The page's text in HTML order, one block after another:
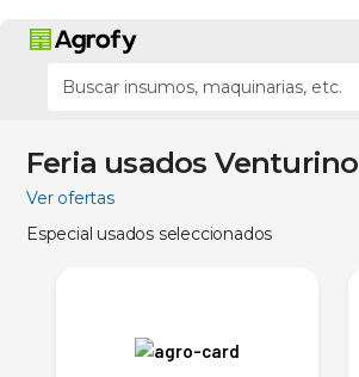
Feria usados Venturino
Ver ofertas
Especial usados seleccionados